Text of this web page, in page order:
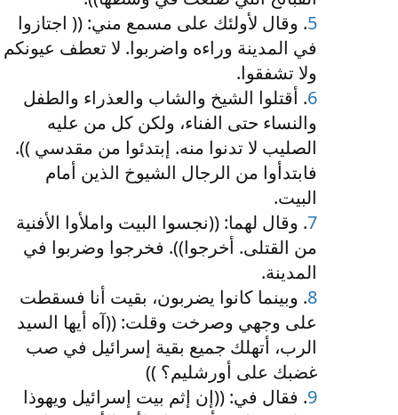
5. وقال لأولئك على مسمع مني: (( اجتازوا
في المدينة وراءه واضربوا. لا تعطف عيونكم
ولا تشفقوا.
6. أقتلوا الشيخ والشاب والعذراء والطفل
والنساء حتى الفناء، ولكن كل من عليه
الصليب لا تدنوا منه. إبتدئوا من مقدسي )).
فابتدأوا من الرجال الشيوخ الذين أمام
البيت.
7. وقال لهما: ((نجسوا البيت واملأوا الأفنية
من القتلى. أخرجوا)). فخرجوا وضربوا في
المدينة.
8. وبينما كانوا يضربون، بقيت أنا فسقطت
على وجهي وصرخت وقلت: ((آه أيها السيد
الرب، أتهلك جميع بقية إسرائيل في صب
غضبك على أورشليم؟ ))
9. فقال في: ((إن إثم بيت إسرائيل ويهوذا